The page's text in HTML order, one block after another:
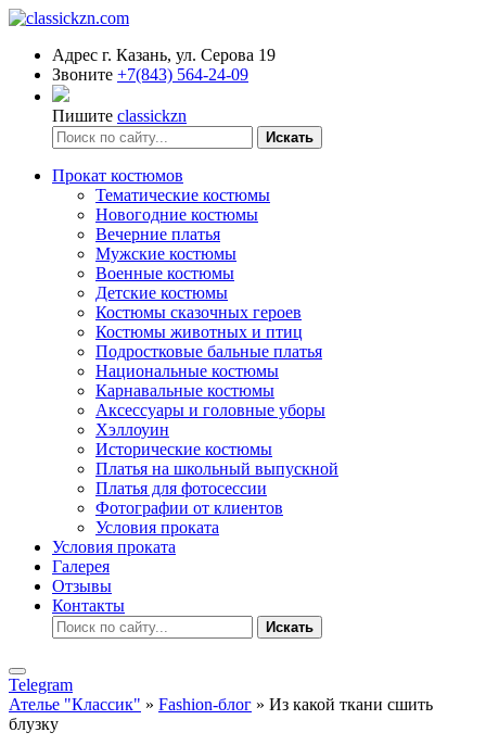
Адрес г. Казань, ул. Серова 19
Звоните +7(843) 564-24-09
Пишите classickzn
Искать
Прокат костюмов
Тематические костюмы
Новогодние костюмы
Вечерние платья
Мужские костюмы
Военные костюмы
Детские костюмы
Костюмы сказочных героев
Костюмы животных и птиц
Подростковые бальные платья
Национальные костюмы
Карнавальные костюмы
Аксессуары и головные уборы
Хэллоуин
Исторические костюмы
Платья на школьный выпускной
Платья для фотосессии
Фотографии от клиентов
Условия проката
Условия проката
Галерея
Отзывы
Контакты
Искать
Telegram
Ателье "Классик" » Fashion-блог » Из какой ткани сшить
блузку